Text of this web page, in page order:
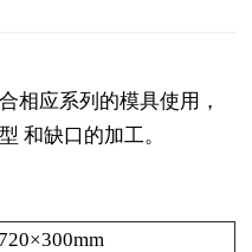
相应系列的模具使用，
和缺口的加工。
720×300mm